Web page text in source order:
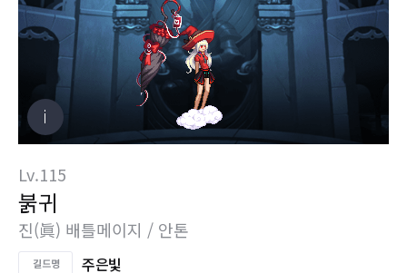
Lv.115
붉귀
진(眞) 배틀메이지 / 안톤
주은빛